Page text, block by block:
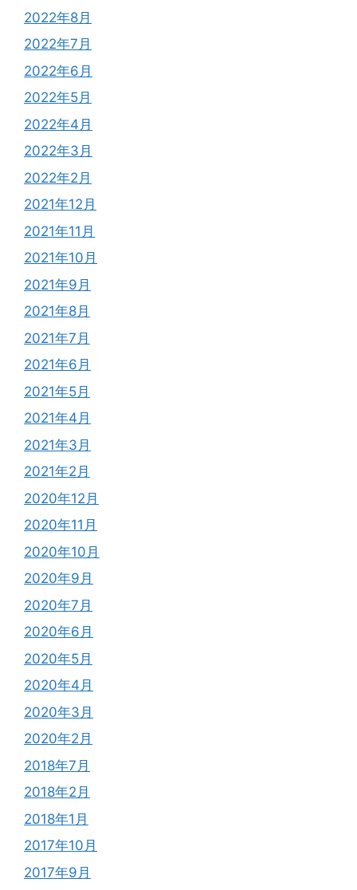
2022年8月
2022年7月
2022年6月
2022年5月
2022年4月
2022年3月
2022年2月
2021年12月
2021年11月
2021年10月
2021年9月
2021年8月
2021年7月
2021年6月
2021年5月
2021年4月
2021年3月
2021年2月
2020年12月
2020年11月
2020年10月
2020年9月
2020年7月
2020年6月
2020年5月
2020年4月
2020年3月
2020年2月
2018年7月
2018年2月
2018年1月
2017年10月
2017年9月